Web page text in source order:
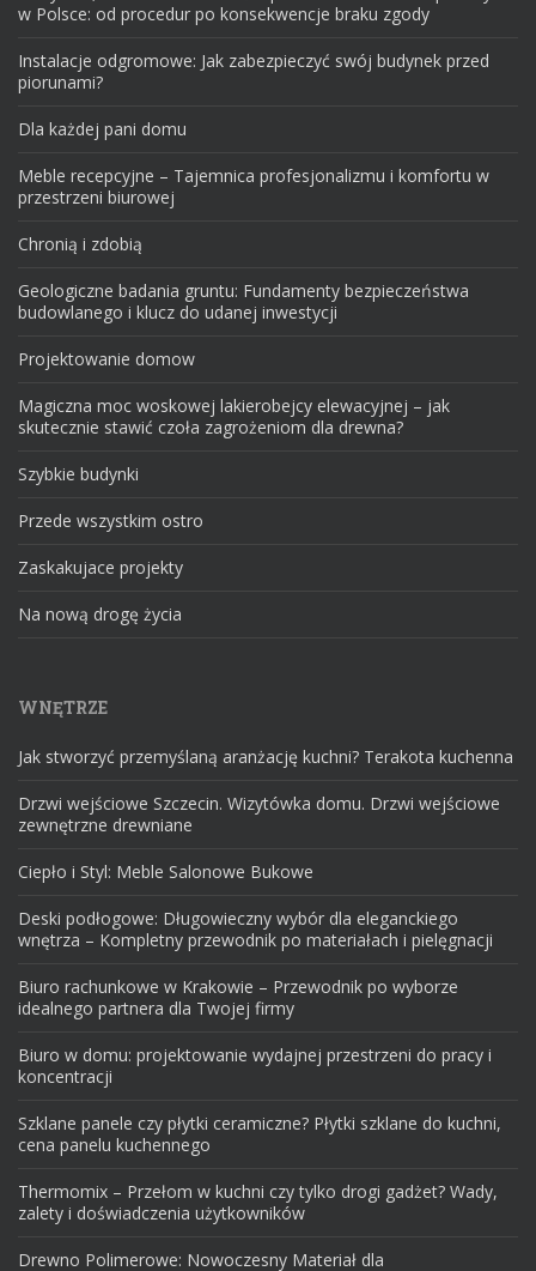
w Polsce: od procedur po konsekwencje braku zgody
Instalacje odgromowe: Jak zabezpieczyć swój budynek przed
piorunami?
Dla każdej pani domu
Meble recepcyjne – Tajemnica profesjonalizmu i komfortu w
przestrzeni biurowej
Chronią i zdobią
Geologiczne badania gruntu: Fundamenty bezpieczeństwa
budowlanego i klucz do udanej inwestycji
Projektowanie domow
Magiczna moc woskowej lakierobejcy elewacyjnej – jak
skutecznie stawić czoła zagrożeniom dla drewna?
Szybkie budynki
Przede wszystkim ostro
Zaskakujace projekty
Na nową drogę życia
WNĘTRZE
Jak stworzyć przemyślaną aranżację kuchni? Terakota kuchenna
Drzwi wejściowe Szczecin. Wizytówka domu. Drzwi wejściowe
zewnętrzne drewniane
Ciepło i Styl: Meble Salonowe Bukowe
Deski podłogowe: Długowieczny wybór dla eleganckiego
wnętrza – Kompletny przewodnik po materiałach i pielęgnacji
Biuro rachunkowe w Krakowie – Przewodnik po wyborze
idealnego partnera dla Twojej firmy
Biuro w domu: projektowanie wydajnej przestrzeni do pracy i
koncentracji
Szklane panele czy płytki ceramiczne? Płytki szklane do kuchni,
cena panelu kuchennego
Thermomix – Przełom w kuchni czy tylko drogi gadżet? Wady,
zalety i doświadczenia użytkowników
Drewno Polimerowe: Nowoczesny Materiał dla